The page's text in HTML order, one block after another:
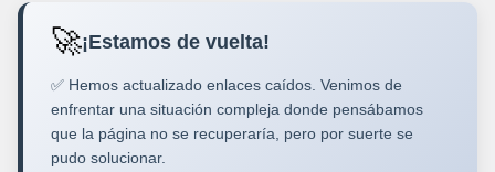
🚀¡Estamos de vuelta!
✅ Hemos actualizado enlaces caídos. Venimos de
enfrentar una situación compleja donde pensábamos
que la página no se recuperaría, pero por suerte se
pudo solucionar.